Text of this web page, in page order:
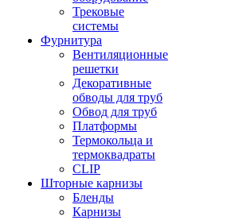
Трековые
системы
Фурнитура
Вентиляционные
решетки
Декоративные
обводы для труб
Обвод для труб
Платформы
Термокольца и
термоквадраты
CLIP
Шторные карнизы
Бленды
Карнизы